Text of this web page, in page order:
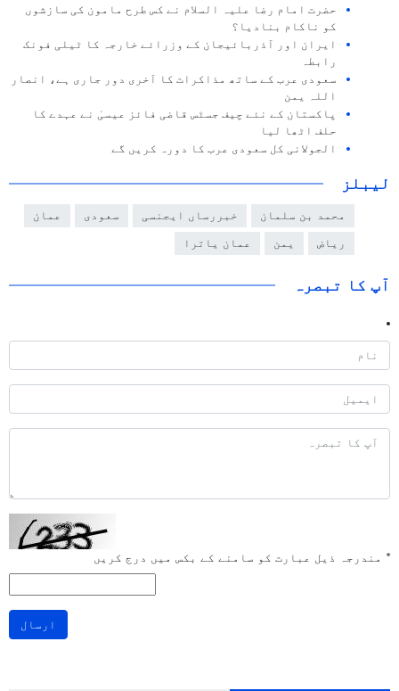
حضرت امام رضا علیہ السلام نے کس طرح مامون کی سازشوں
کو ناکام بنادیا؟
ایران اور آذربائیجان کے وزرائے خارجہ کا ٹیلی فونک
رابطہ
سعودی عرب کے ساتھ مذاکرات کا آخری دور جاری ہے، انصار
اللہ یمن
پاکستان کے نئے چیف جسٹس قاضی فائز عیسیٰ نے عہدے کا
حلف اٹھا لیا
الجولانی کل سعودی عرب کا دورہ کریں گے
لیبلز
محمد بن سلمان خبررساں ایجنسی سعودی عمان
ریاض یمن عمان یاترا
آپ کا تبصرہ
* مندرجہ ذیل عبارت کو سامنے کے بکس میں درج کریں
ارسال